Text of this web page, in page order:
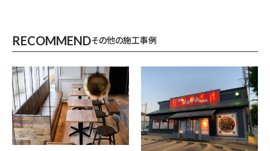
RECOMMENDその他の施工事例